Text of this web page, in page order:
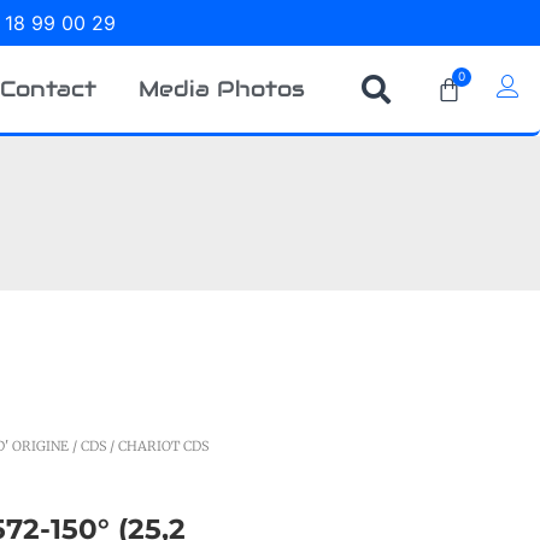
18 99 00 29
Contact Media Photos 0
ORIGINE / CDS / CHARIOT CDS
150° (25,2